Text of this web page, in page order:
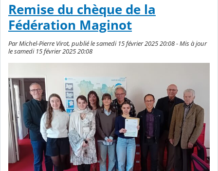
Remise du chèque de la
Fédération Maginot
Par Michel-Pierre Virot, publié le samedi 15 février 2025 20:08 - Mis à jour
le samedi 15 février 2025 20:08